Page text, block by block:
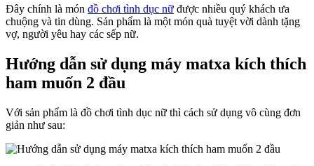
Đây chính là món đồ chơi tình dục nữ được nhiều quý khách ưa
chuộng và tin dùng. Sản phẩm là một món quà tuyệt vời dành tặng
vợ, người yêu hay các sếp nữ.
Hướng dẫn sử dụng máy matxa kích thích
ham muốn 2 đầu
Với sản phẩm là đồ chơi tình dục nữ thì cách sử dụng vô cùng đơn
giản như sau: